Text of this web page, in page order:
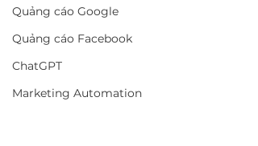
Quảng cáo Google
Quảng cáo Facebook
ChatGPT
Marketing Automation